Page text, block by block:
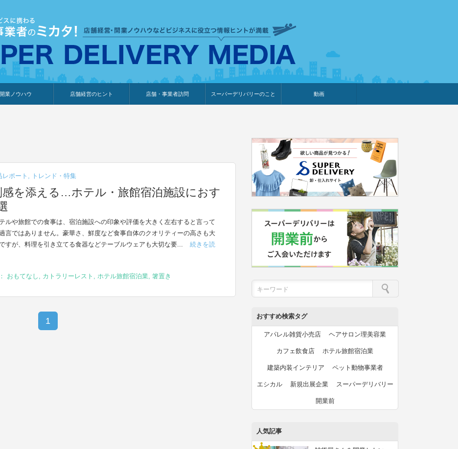
開業ノウハウ 店舗経営のヒント 店舗・事業者訪問 スーパーデリバリーのこと 動画
レポート , トレンド・特集
を添える…ホテル・旅館宿泊施設におす
ルや旅館での食事は、宿泊施設への印象や評価を大きく左右すると言って
言ではありません。豪華さ、鮮度など食事自体のクオリティーの高さも大
すが、料理を引き立てる食器などテーブルウェアも大切な要...
続きを読
おもてなし , カトラリーレスト , ホテル旅館宿泊業, 箸置き
1 おすすめ検索タグ
アパレル雑貨小売店 ヘアサロン理美容業
カフェ飲食店 ホテル旅館宿泊業
建築内装インテリア ペット動物事業者
エシカル 新規出展企業 スーパーデリバリー
開業前
人気記事